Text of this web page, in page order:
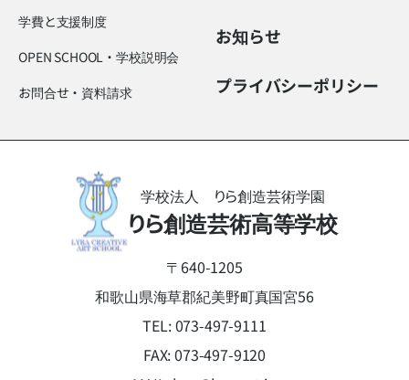
学費と支援制度
OPEN SCHOOL・学校説明会
お問合せ・資料請求
お知らせ
プライバシーポリシー
学校法人 りら創造芸術学園
りら創造芸術高等学校
〒640-1205
和歌山県海草郡紀美野町真国宮56
TEL:073-497-9111
FAX: 073-497-9120